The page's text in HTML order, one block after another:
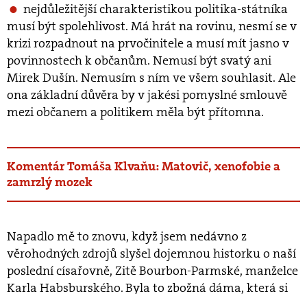
nejdůležitější charakteristikou politika-státníka
musí být spolehlivost. Má hrát na rovinu, nesmí se v
krizi rozpadnout na prvočinitele a musí mít jasno v
povinnostech k občanům. Nemusí být svatý ani
Mirek Dušín. Nemusím s ním ve všem souhlasit. Ale
ona základní důvěra by v jakési pomyslné smlouvě
mezi občanem a politikem měla být přítomna.
Komentár Tomáša Klvaňu: Matovič, xenofobie a
zamrzlý mozek
Napadlo mě to znovu, když jsem nedávno z
věrohodných zdrojů slyšel dojemnou historku o naší
poslední císařovně, Zitě Bourbon-Parmské, manželce
Karla Habsburského. Byla to zbožná dáma, která si